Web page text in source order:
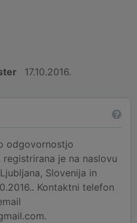
17.10.2016.
odgovornostjo
je na naslovu
Slovenija in
Kontaktni telefon